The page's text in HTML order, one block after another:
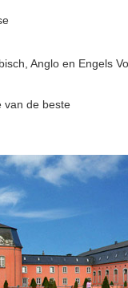
Anglo en Engels
van de beste